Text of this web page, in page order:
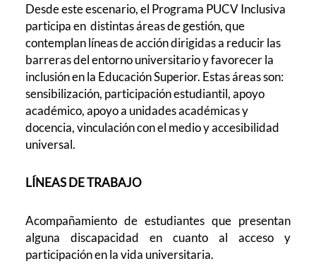
Desde este escenario, el Programa PUCV Inclusiva
participa en distintas áreas de gestión, que
contemplan líneas de acción dirigidas a reducir las
barreras del entorno universitario y favorecer la
inclusión en la Educación Superior. Estas áreas son:
sensibilización, participación estudiantil, apoyo
académico, apoyo a unidades académicas y
docencia, vinculación con el medio y accesibilidad
universal.
LÍNEAS DE TRABAJO
Acompañamiento de estudiantes que presentan
alguna discapacidad en cuanto al acceso y
participación en la vida universitaria.